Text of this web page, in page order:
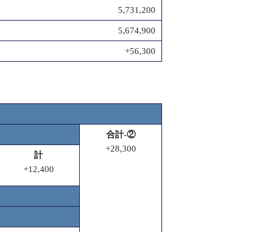
5,731,200
5,674,900
+56,300
合計-②
+28,300
計
+12,400